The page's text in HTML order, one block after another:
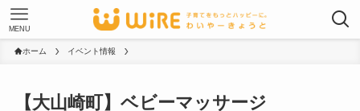
MENU
ホーム イベント情報
【大山崎町】ベビーマッサージ